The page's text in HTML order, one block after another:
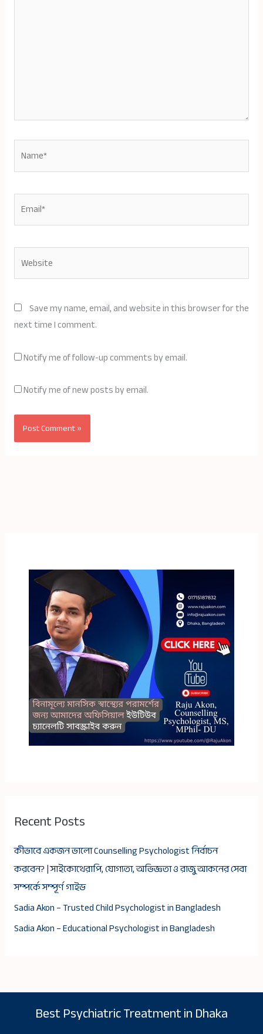
Save my name, email, and website in this browser for the
next time I comment.
Notify me of follow-up comments by email.
Notify me of new posts by email.
Recent Posts
কীভাবে একজন ভালো Counselling Psychologist নির্বাচন
করবেন? | সাইকোথেরাপি, যোগ্যতা, অভিজ্ঞতা ও রাজু আকনের সেবা
সম্পর্কে সম্পূর্ণ গাইড
Sadia Akon – Trusted Child Psychologist in Bangladesh
Sadia Akon – Educational Psychologist in Bangladesh
Best Psychiatric Treatment in Dhaka